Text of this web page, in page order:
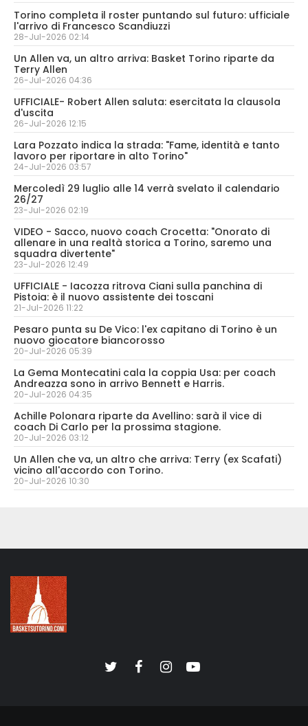
Torino completa il roster puntando sul futuro: ufficiale
l'arrivo di Francesco Scandiuzzi
28-Jul-2026 02:14
Un Allen va, un altro arriva: Basket Torino riparte da
Terry Allen
26-Jul-2026 04:36
UFFICIALE- Robert Allen saluta: esercitata la clausola
d'uscita
26-Jul-2026 12:15
Lara Pozzato indica la strada: "Fame, identità e tanto
lavoro per riportare in alto Torino"
24-Jul-2026 03:57
Mercoledì 29 luglio alle 14 verrà svelato il calendario
26/27
23-Jul-2026 02:19
VIDEO - Sacco, nuovo coach Crocetta: "Onorato di
allenare in una realtà storica a Torino, saremo una
squadra divertente"
23-Jul-2026 12:49
UFFICIALE - Iacozza ritrova Ciani sulla panchina di
Pistoia: è il nuovo assistente dei toscani
21-Jul-2026 11:22
Pesaro punta su De Vico: l'ex capitano di Torino è un
nuovo giocatore biancorosso
20-Jul-2026 05:39
La Gema Montecatini cala la coppia Usa: per coach
Andreazza sono in arrivo Bennett e Harris.
20-Jul-2026 04:35
Achille Polonara riparte da Avellino: sarà il vice di
coach Di Carlo per la prossima stagione.
20-Jul-2026 03:12
Un Allen che va, un altro che arriva: Terry (ex Scafati)
vicino all'accordo con Torino.
20-Jul-2026 10:30